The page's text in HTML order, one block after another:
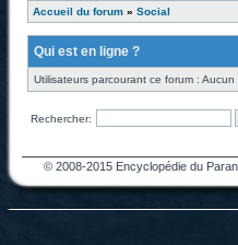
Accueil du forum » Social
Qui est en ligne ?
Utilisateurs parcourant ce forum :
Rechercher:
© 2008-2015 Encyclopédie du